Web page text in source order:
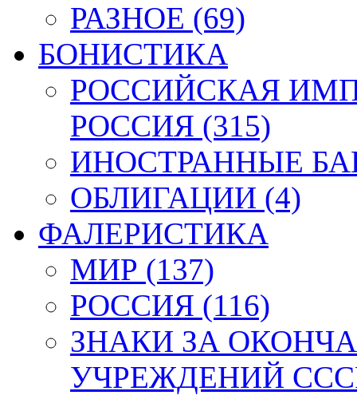
РАЗНОЕ (69)
БОНИСТИКА
РОССИЙСКАЯ
РОССИЯ (315)
ИНОСТРАННЫЕ
ОБЛИГАЦИИ (4)
ФАЛЕРИСТИКА
МИР (137)
РОССИЯ (116)
ЗНАКИ ЗА
УЧРЕЖДЕНИЙ